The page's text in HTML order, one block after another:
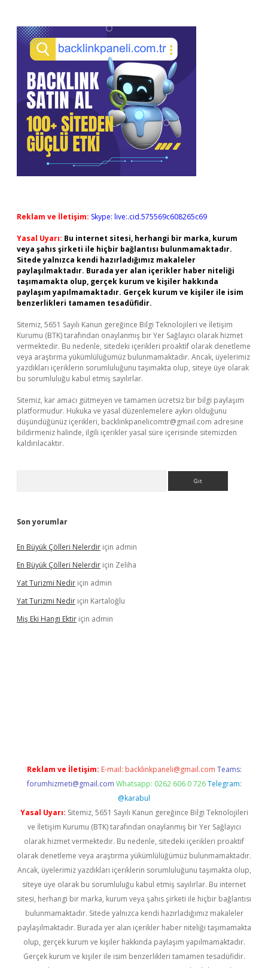
Reklam ve İletişim: Skype: live:.cid.575569c608265c69
Yasal Uyarı: Bu internet sitesi, herhangi bir marka, kurum
veya şahıs şirketi ile hiçbir bağlantısı bulunmamaktadır.
Sitede yalnızca kendi hazırladığımız makaleler
paylaşılmaktadır. Burada yer alan içerikler haber niteliği
taşımamakta olup, gerçek kurum ve kişiler hakkında
paylaşım yapılmamaktadır. Gerçek kurum ve kişiler ile isim
benzerlikleri tamamen tesadüfidir.
Sitemiz, 5651 Sayılı Kanun gereğince Bilgi Teknolojileri ve İletişim
Kurumu (BTK) tarafından onaylanmış bir Yer Sağlayıcı olarak hizmet
vermektedir. Bu nedenle, sitedeki içerikleri proaktif olarak denetleme
veya araştırma yükümlülüğümüz bulunmamaktadır. Ancak, üyelerimiz
yazdıkları içeriklerin sorumluluğunu taşımakta olup, siteye üye olarak
bu sorumluluğu kabul etmiş sayılırlar.
Sitemiz, kar amacı gütmeyen ve tamamen ücretsiz bir bilgi paylaşım
platformudur. Hukuka ve yasal düzenlemelere aykırı olduğunu
düşündüğünüz içerikleri, backlinkpanelicomtr@gmail.com adresine
bildirmeniz halinde, ilgili içerikler yasal süre içerisinde sitemizden
kaldırılacaktır.
Son yorumlar
En Büyük Çölleri Nelerdir için admin
En Büyük Çölleri Nelerdir için Zeliha
Yat Turizmi Nedir için admin
Yat Turizmi Nedir için Kartaloğlu
Miş Eki Hangi Ektir için admin
Reklam ve İletişim: E-mail: backlinkpaneli@gmail.com Teams:
forumhizmeti@gmail.com Whatsapp: 0262 606 0 726 Telegram:
@karabul
Yasal Uyarı: Sitemiz, 5651 Sayılı Kanun gereğince Bilgi Teknolojileri
ve İletişim Kurumu (BTK) tarafından onaylanmış bir Yer Sağlayıcı
olarak hizmet vermektedir. Bu nedenle, sitedeki içerikleri proaktif
olarak denetleme veya araştırma yükümlülüğümüz bulunmamaktadır.
Ancak, üyelerimiz yazdıkları içeriklerin sorumluluğunu taşımakta olup,
siteye üye olarak bu sorumluluğu kabul etmiş sayılırlar. Bu internet
sitesi, herhangi bir marka, kurum veya şahıs şirketi ile hiçbir bağlantısı
bulunmamaktadır. Sitede yalnızca kendi hazırladığımız makaleler
paylaşılmaktadır. Burada yer alan içerikler haber niteliği taşımamakta
olup, gerçek kurum ve kişiler hakkında paylaşım yapılmamaktadır.
Gerçek kurum ve kişiler ile isim benzerlikleri tamamen tesadüfidir.